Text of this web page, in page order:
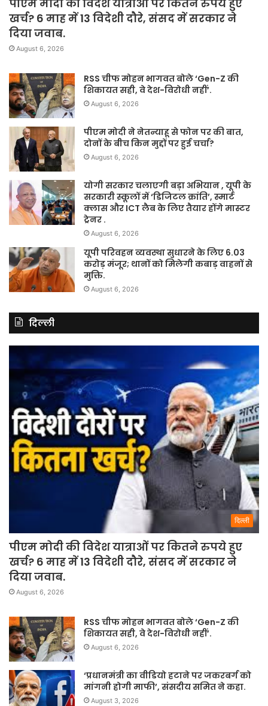
पीएम मोदी की विदेश यात्राओं पर कितने रुपये हुए
खर्च? 6 माह में 13 विदेशी दौरे, संसद में सरकार ने
दिया जवाब.
August 6, 2026
RSS चीफ मोहन भागवत बोले ‘Gen-Z की
शिकायत सही, वे देश-विरोधी नहीं’.
August 6, 2026
पीएम मोदी ने नेतन्याहू से फोन पर की बात,
दोनों के बीच किन मुद्दों पर हुई चर्चा?
August 6, 2026
योगी सरकार चलाएगी बड़ा अभियान , यूपी के
सरकारी स्कूलों में ‘डिजिटल क्रांति’, स्मार्ट
क्लास और ICT लैब के लिए तैयार होंगे मास्टर
ट्रेनर .
August 6, 2026
यूपी परिवहन व्यवस्था सुधारने के लिए 6.03
करोड़ मंजूर; थानों को मिलेगी कबाड़ वाहनों से
मुक्ति.
August 6, 2026
दिल्ली
दिल्ली
पीएम मोदी की विदेश यात्राओं पर कितने रुपये हुए
खर्च? 6 माह में 13 विदेशी दौरे, संसद में सरकार ने
दिया जवाब.
August 6, 2026
RSS चीफ मोहन भागवत बोले ‘Gen-Z की
शिकायत सही, वे देश-विरोधी नहीं’.
August 6, 2026
‘प्रधानमंत्री का वीडियो हटाने पर जकरबर्ग को
मांगनी होगी माफी’, संसदीय समित ने कहा.
August 3, 2026